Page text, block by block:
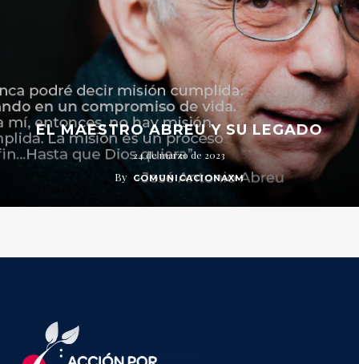
EL MAESTRO ABREU Y SU LEGADO
24 de marzo de 2023
By COMUNICACIONAXM